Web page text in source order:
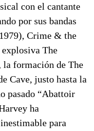
con el cantante
por sus bandas
Crime & the
The
formación de The
Cave, justo hasta la
pasado “Abattoir
ha
para